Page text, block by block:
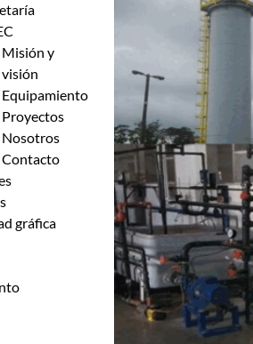
Misión y
visión
Equipamiento
Proyectos
Nosotros
Contacto
gráfica